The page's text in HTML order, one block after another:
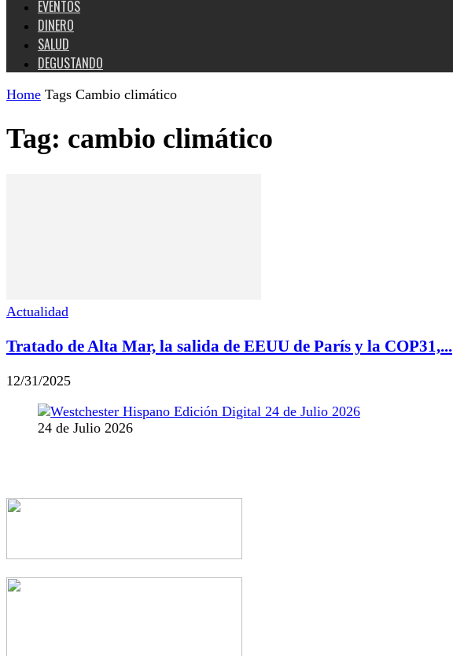
EVENTOS
DINERO
SALUD
DEGUSTANDO
Home Tags Cambio climático
Tag: cambio climático
Actualidad
Tratado de Alta Mar, la salida de EEUU de París y la COP31,...
12/31/2025
24 de Julio 2026